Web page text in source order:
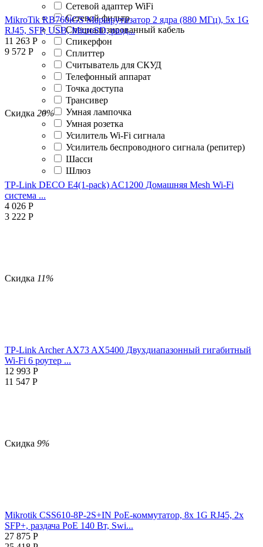
Сетевой адаптер WiFi
Сетевой фильтр
Специализированный кабель
Спикерфон
Сплиттер
Считыватель для СКУД
Телефонный аппарат
Точка доступа
Трансивер
Умная лампочка
Умная розетка
Усилитель Wi-Fi сигнала
Усилитель беспроводного сигнала (репитер)
Шасси
Шлюз
MikroTik RB760iGS Маршрутизатор 2 ядра (880 МГц), 5х 1G
RJ45, SFP, USB, MicroSD, разд...
11 263 Р
9 572 Р
Скидка 20%
TP-Link DECO E4(1-pack) AC1200 Домашняя Mesh Wi-Fi
система ...
4 026 Р
3 222 Р
Скидка 11%
TP-Link Archer AX73 AX5400 Двухдиапазонный гигабитный
Wi-Fi 6 роутер ...
12 993 Р
11 547 Р
Скидка 9%
Mikrotik CSS610-8P-2S+IN PoE-коммутатор, 8х 1G RJ45, 2х
SFP+, раздача PoE 140 Вт, Swi...
27 875 Р